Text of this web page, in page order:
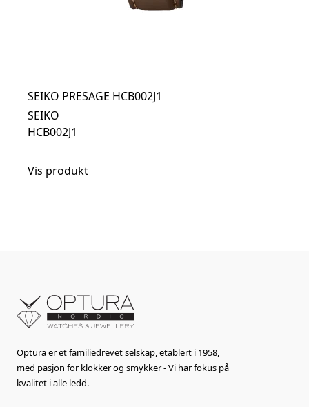
SEIKO PRESAGE HCB002J1
SEIKO
HCB002J1
Vis produkt
Optura er et familiedrevet selskap, etablert i 1958,
med pasjon for klokker og smykker - Vi har fokus på
kvalitet i alle ledd.